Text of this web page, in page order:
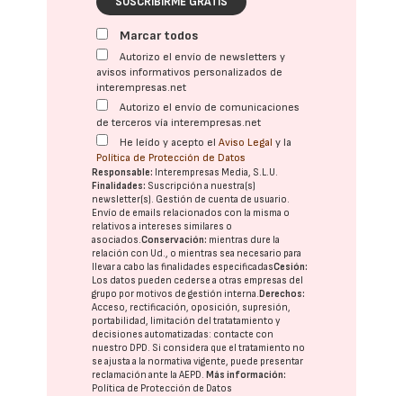
Marcar todos
Autorizo el envío de newsletters y
avisos informativos personalizados de
interempresas.net
Autorizo el envío de comunicaciones
de terceros vía interempresas.net
He leído y acepto elAviso Legal y la
Política de Protección de Datos
Responsable: Interempresas Media, S.L.U.
Finalidades: Suscripción a nuestra(s)
newsletter(s). Gestión de cuenta de usuario.
Envío de emails relacionados con la misma o
relativos a intereses similares o
asociados.Conservación: mientras dure la
relación con Ud., o mientras sea necesario para
llevar a cabo las finalidades especificadasCesión:
Los datos pueden cederse a otras empresas del
grupo por motivos de gestión interna. Derechos:
Acceso, rectificación, oposición, supresión,
portabilidad, limitación del tratatamiento y
decisiones automatizadas: contacte con
nuestro DPD. Si considera que el tratamiento no
se ajusta a la normativa vigente, puede presentar
reclamación ante laAEPD. Más información:
Política de Protección de Datos